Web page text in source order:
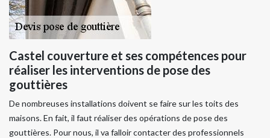
Castel couverture et ses compétences pour
réaliser les interventions de pose des
gouttières
De nombreuses installations doivent se faire sur les toits des
maisons. En fait, il faut réaliser des opérations de pose des
gouttières. Pour nous, il va falloir contacter des professionnels